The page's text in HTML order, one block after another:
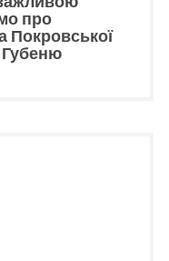
про
Покровської
Губеню